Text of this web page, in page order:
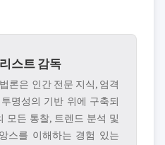
스트 감독
론은 인간 전문 지식, 엄격
명성의 기반 위에 구축되
모든 통찰, 트렌드 분석 및
스를 이해하는 경험 있는